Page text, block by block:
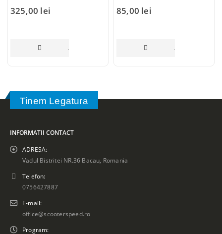
325,00 lei
ADAUGĂ ÎN COȘ
85,00 lei
ADAUGĂ ÎN COȘ
Tinem Legatura
INFORMATII CONTACT
ADRESA:
Vadul Bistritei NR.36 Bacau, Romania
Telefon:
0756427887
E-mail:
office@scooterspeed.ro
Program: